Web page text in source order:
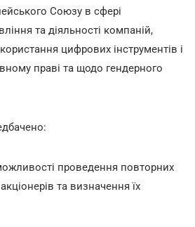
Союзу в сфері
та діяльності компаній,
цифрових інструментів і
праві та щодо гендерного
проведення повторних
та визначення їх